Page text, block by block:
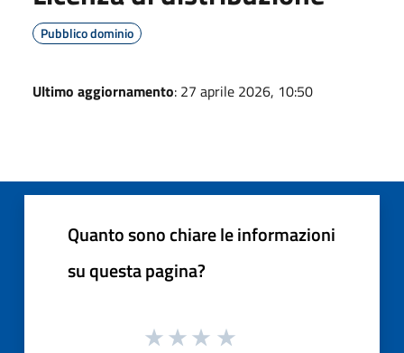
Pubblico dominio
Ultimo aggiornamento: 27 aprile 2026, 10:50
Quanto sono chiare le informazioni
su questa pagina?